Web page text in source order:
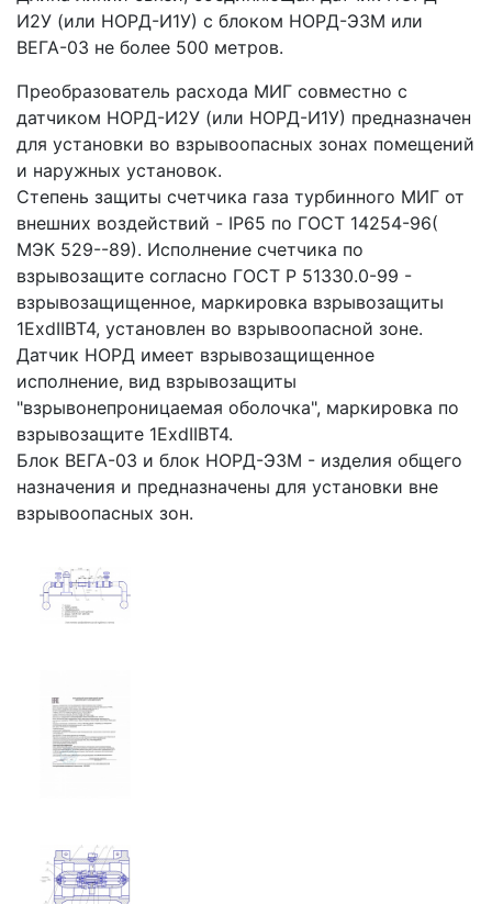
И2У (или НОРД-И1У) с блоком НОРД-Э3М или
ВЕГА-03 не более 500 метров.
Преобразователь расхода МИГ совместно с
датчиком НОРД-И2У (или НОРД-И1У) предназначен
для установки во взрывоопасных зонах помещений
и наружных установок.
Степень защиты счетчика газа турбинного МИГ от
внешних воздействий - IP65 по ГОСТ 14254-96(
МЭК 529--89). Исполнение счетчика по
взрывозащите согласно ГОСТ Р 51330.0-99 -
взрывозащищенное, маркировка взрывозащиты
1ЕxdIIBT4, установлен во взрывоопасной зоне.
Датчик НОРД имеет взрывозащищенное
исполнение, вид взрывозащиты
"взрывонепроницаемая оболочка", маркировка по
взрывозащите 1ЕхdIIВТ4.
Блок ВЕГА-03 и блок НОРД-Э3М - изделия общего
назначения и предназначены для установки вне
взрывоопасных зон.